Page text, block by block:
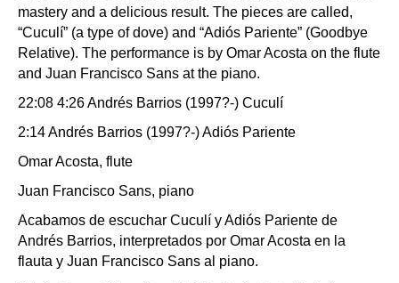
mastery and a delicious result. The pieces are called,
“Cuculí” (a type of dove) and “Adiós Pariente” (Goodbye
Relative). The performance is by Omar Acosta on the flute
and Juan Francisco Sans at the piano.
22:08 4:26 Andrés Barrios (1997?-) Cuculí
2:14 Andrés Barrios (1997?-) Adiós Pariente
Omar Acosta, flute
Juan Francisco Sans, piano
Acabamos de escuchar Cuculí y Adiós Pariente de
Andrés Barrios, interpretados por Omar Acosta en la
flauta y Juan Francisco Sans al piano.